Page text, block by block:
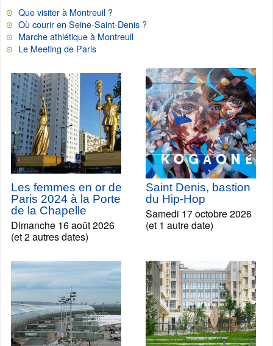
Que visiter à Montreuil ?
Où courir en Seine-Saint-Denis ?
Marche athlétique à Montreuil
Le Meeting de Paris
Les femmes en or de
Paris 2024 à la Porte
de la Chapelle
Dimanche 16 août 2026
(et 2 autres dates)
Saint Denis, bastion
du Hip-Hop
Samedi 17 octobre 2026
(et 1 autre date)